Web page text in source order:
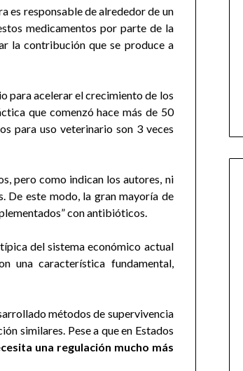
es responsable de alrededor de un
medicamentos por parte de la
la contribución que se produce a
para acelerar el crecimiento de los
que comenzó hace más de 50
para uso veterinario son 3 veces
pero como indican los autores, ni
De este modo, la gran mayoría de
con antibióticos.
del sistema económico actual
una característica fundamental,
métodos de supervivencia
similares. Pese a que en Estados
una regulación mucho más